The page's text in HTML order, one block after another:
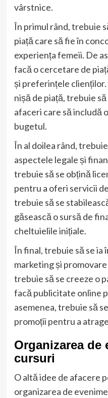
vârstnice.
În primul rând, trebuie
piață care să fie în
experiența femeii. De
facă o cercetare de
și preferințele
nișă de piață, trebuie
afaceri care să includă
bugetul.
În al doilea rând,
aspectele legale și
trebuie să se obțină
pentru a oferi servicii
trebuie să se
găsească o sursă de
cheltuielile inițiale.
În final, trebuie să se ia
marketing și
trebuie să se creeze o
facă publicitate online
asemenea, trebuie să
promoții pentru a
Organizarea de
cursuri
O altă idee de afacere
organizarea de